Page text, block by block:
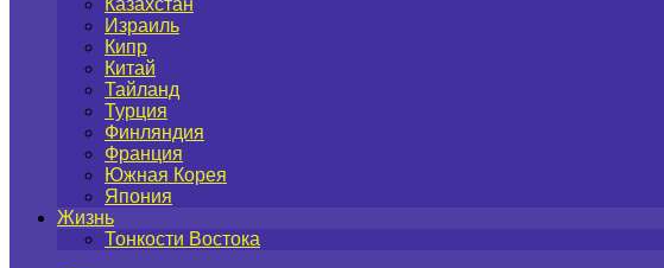
Казахстан
Израиль
Кипр
Китай
Тайланд
Турция
Финляндия
Франция
Южная Корея
Япония
Жизнь
Тонкости Востока